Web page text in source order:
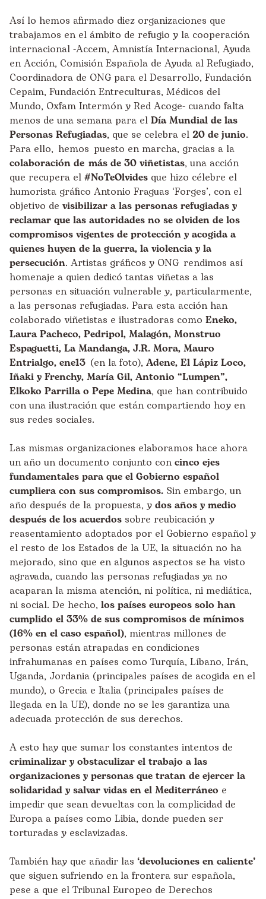
Así lo hemos afirmado diez organizaciones que
trabajamos en el ámbito de refugio y la cooperación
internacional -Accem, Amnistía Internacional, Ayuda
en Acción, Comisión Española de Ayuda al Refugiado,
Coordinadora de ONG para el Desarrollo, Fundación
Cepaim, Fundación Entreculturas, Médicos del
Mundo, Oxfam Intermón y Red Acoge- cuando falta
menos de una semana para el Día Mundial de las
Personas Refugiadas, que se celebra el 20 de junio.
Para ello, hemos puesto en marcha, gracias a la
colaboración de más de 30 viñetistas, una acción
que recupera el #NoTeOlvides que hizo célebre el
humorista gráfico Antonio Fraguas ‘Forges’, con el
objetivo de visibilizar a las personas refugiadas y
reclamar que las autoridades no se olviden de los
compromisos vigentes de protección y acogida a
quienes huyen de la guerra, la violencia y la
persecución. Artistas gráficos y ONG rendimos así
homenaje a quien dedicó tantas viñetas a las
personas en situación vulnerable y, particularmente,
a las personas refugiadas. Para esta acción han
colaborado viñetistas e ilustradoras como Eneko,
Laura Pacheco, Pedripol, Malagón, Monstruo
Espaguetti, La Mandanga, J.R. Mora, Mauro
Entrialgo, ene13 (en la foto), Adene, El Lápiz Loco,
Iñaki y Frenchy, María Gil, Antonio “Lumpen”,
Elkoko Parrilla o Pepe Medina, que han contribuido
con una ilustración que están compartiendo hoy en
sus redes sociales.
Las mismas organizaciones elaboramos hace ahora
un año un documento conjunto concinco ejes
fundamentales para que el Gobierno español
cumpliera con sus compromisos. Sin embargo, un
año después de la propuesta, y dos años y medio
después de los acuerdos sobre reubicación y
reasentamiento adoptados por el Gobierno español y
el resto de los Estados de la UE, la situación no ha
mejorado, sino que en algunos aspectos se ha visto
agravada, cuando las personas refugiadas ya no
acaparan la misma atención, ni política, ni mediática,
ni social. De hecho, los países europeos solo han
cumplido el 33% de sus compromisos de mínimos
(16% en el caso español), mientras millones de
personas están atrapadas en condiciones
infrahumanas en países como Turquía, Líbano, Irán,
Uganda, Jordania (principales países de acogida en el
mundo), o Grecia e Italia (principales países de
llegada en la UE), donde no se les garantiza una
adecuada protección de sus derechos.
A esto hay que sumar los constantes intentos de
criminalizar y obstaculizar el trabajo a las
organizaciones y personas que tratan de ejercer la
solidaridad y salvar vidas en el Mediterráneo e
impedir que sean devueltas con la complicidad de
Europa a países como Libia, donde pueden ser
torturadas y esclavizadas.
También hay que añadir las ‘devoluciones en caliente’
que siguen sufriendo en la frontera sur española,
pese a que el Tribunal Europeo de Derechos